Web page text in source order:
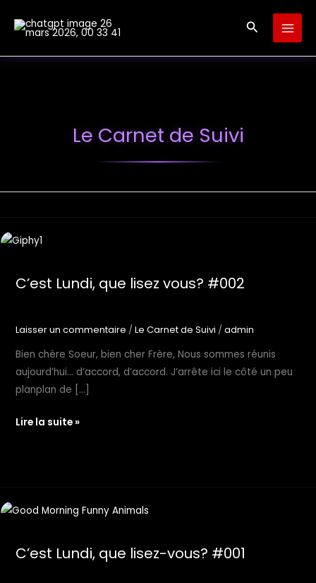
Le Carnet de Suivi
C’est Lundi, que lisez vous? #002
Laisser un commentaire /Le Carnet de Suivi /admin
Bien chère Soeur, bien cher Frère, Nous sommes réunis
aujourd’hui… d’accord, d’accord. J’arrête ici le côté un peu
planplan de […]
C’est
vous?
#002
Lire la suite »
C’est Lundi, que lisez-vous? #001